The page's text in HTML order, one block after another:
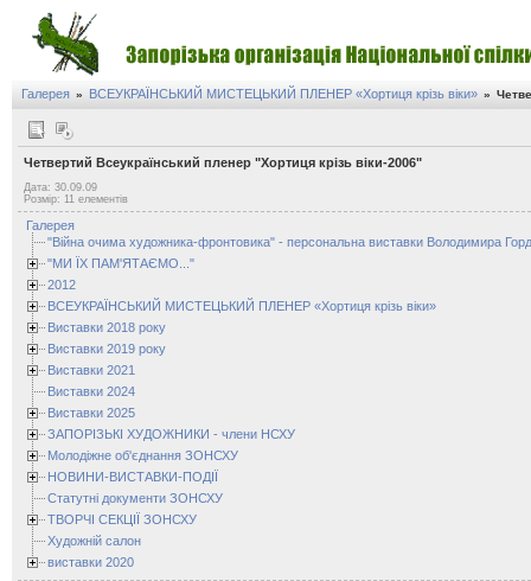
Галерея » ВСЕУКРАЇНСЬКИЙ МИСТЕЦЬКИЙ ПЛЕНЕР «Хортиця крізь віки» »
Четвертий Всеукраїнський пленер "Хортиця крізь віки-2006"
Дата: 30.09.09
Розмір: 11 елементів
Галерея
"Війна очима художника-фронтовика" - персональна виставки Володимира
"МИ ЇХ ПАМ'ЯТАЄМО..."
2012
ВСЕУКРАЇНСЬКИЙ МИСТЕЦЬКИЙ ПЛЕНЕР «Хортиця крізь віки»
Виставки 2018 року
Виставки 2019 року
Виставки 2021
Виставки 2024
Виставки 2025
ЗАПОРІЗЬКІ ХУДОЖНИКИ - члени НСХУ
Молодіжне об'єднання ЗОНСХУ
НОВИНИ-ВИСТАВКИ-ПОДІЇ
Статутні документи ЗОНСХУ
ТВОРЧІ СЕКЦІЇ ЗОНСХУ
Художній салон
виставки 2020